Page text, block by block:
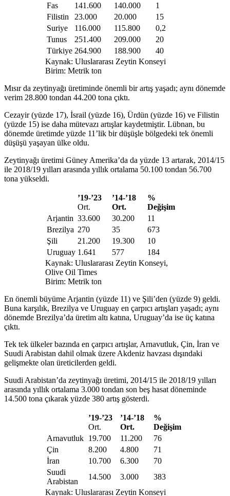
Fas
141.600 140.000
1
Filistin
23.000 20.000
15
Suriye
116.000 115.800
0,2
Tunus
251.400 209.000
20
Türkiye 264.900 188.900
40
Kaynak: Uluslararası Zeytin Konseyi
Birim: Metrik ton
Mısır da zeytinyağı üretiminde önemli bir artış yaşadı; aynı dönemde
verim 28.800 tondan 44.200 tona çıktı.
Cezayir (yüzde 17), İsrail (yüzde 16), Ürdün (yüzde 16) ve Filistin
(yüzde 15) ise daha mütevazı artışlar kaydetmiştir. Lübnan, bu
dönemde üretimde yüzde 11’lik bir düşüşle bölgedeki tek önemli
düşüşü yaşayan ülke oldu.
Zeytinyağı üretimi Güney Amerika’da da yüzde 13 artarak, 2014/15
ile 2018/19 yılları arasında yıllık ortalama 50.100 tondan 56.700
tona yükseldi.
’19-’23
Ort.
’14-’18
Ort.
%
Değişim
Arjantin 33.600 30.200
11
Brezilya 270 35
673
Şili
21.200 19.300
10
Uruguay 1.641 577
184
Kaynak: Uluslararası Zeytin Konseyi,
Olive Oil Times
Birim: Metrik ton
En önemli büyüme Arjantin (yüzde 11) ve Şili’den (yüzde 9) geldi.
Buna karşılık, Brezilya ve Uruguay en çarpıcı artışları yaşadı; aynı
dönemde Brezilya’da üretim altı katına, Uruguay’da ise üç katına
çıktı.
Tek tek ülkeler bazında en çarpıcı artışlar, Arnavutluk, Çin, İran ve
Suudi Arabistan dahil olmak üzere Akdeniz havzası dışındaki
gelişmekte olan üreticilerden geldi.
Suudi Arabistan’da zeytinyağı üretimi, 2014/15 ile 2018/19 yılları
arasında yıllık ortalama 3.000 tondan son beş hasat döneminde
14.500 tona çıkarak yüzde 380 artış gösterdi.
’19-’23
Ort.
’14-’18
Ort.
%
Değişim
Arnavutluk 19.700 11.200
76
Çin
8.200 4.800
71
İran
10.700 6.300
70
Suudi
Arabistan
14.500 3.000
383
Kaynak: Uluslararası Zeytin Konseyi